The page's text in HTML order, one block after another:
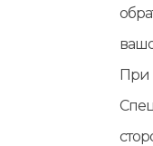
При